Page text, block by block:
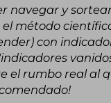
navegar y
el método
con
el rumbo real al